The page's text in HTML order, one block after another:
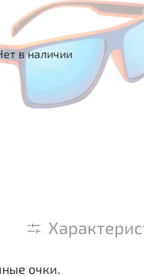
в наличии
очки.